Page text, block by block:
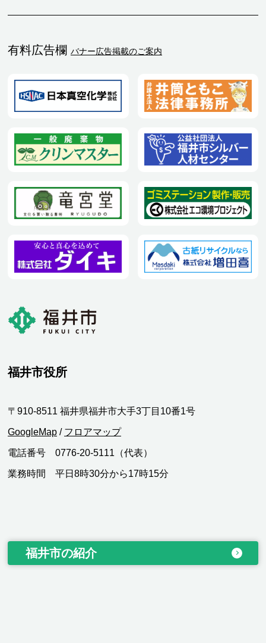
有料広告欄 バナー広告掲載のご案内
福井市役所
〒910-8511 福井県福井市大手3丁目10番1号
GoogleMap / フロアマップ
電話番号 0776-20-5111（代表）
業務時間 平日8時30分から17時15分
福井市の紹介